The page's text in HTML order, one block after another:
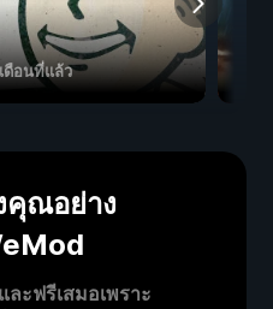
ดือนที่แล้ว
คุณอย่าง
ะฟรีเสมอเพราะ